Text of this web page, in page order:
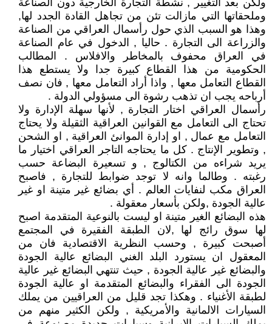
ولكن بعد التغيير , نشطة التجارة الخارجية دون الصناعة
وملحقاتها التي مازالت تئن من تجاهل القادة الجدد لها,
وهذا هو السبب الذي حول رأسمال العراقي من الصناعة
والزراعة الى التجارة . حاليا , الدخول في عام الصناعة
في العراق محفوف بالمخاطر والافلاس . المطالب
الحكومية من هذا القطاع كبيرة جدا ولا يستطع هذا
القطاع التعامل معها , واذا أراد التعامل معها , فان نصف
أرباحه يجب ان تذهب رشوة الى مسؤولي الدولة .
رأسمال العراقي اختار التجارة , لأنها سهلة الإدارة ولا
تحتاج الى التعامل مع القوانين العراقية الثقيلة ولا يحتاج
التعامل مع عمال , او إدارة الموانئ العراقية , او الشحن
, وتطوير الإنتاج . كل ما يحتاجه التاجر العراقي اختيار ما
يريد شراءه من الكتالوج , و تسعيرة البضاعة حسب
رغبته . وطالما وانه لا توجد ضوابط للتجارة , فاصبح
العراق مكب لنفايات العالم . أي بضائع غير متينة او غير
عالية الجودة ,ولكن بأسعار معقولة .
هذه البضائع الغير متينة او ليست بالنوعية المتقدمة اصبح
لها سوق رائج لها ,لان الطبقة الفقيرة في المجتمع
أصبحت كبيرة , وحسب النظرية الاقتصادية فان من
المعقول ان يستورد البلد الغني البضائع عالية الجودة
والبضائع غير عالية الجودة , حيث تنتهي البضائع غير عالية
الجودة الى الفقراء والبضائع المتقدمة او عالية الجودة
لطبقة الأغنياء . وهكذا تجد قليل من العراقيين من يملك
السيارات الالمانية والأمريكية , ولكن الكثير منهم من